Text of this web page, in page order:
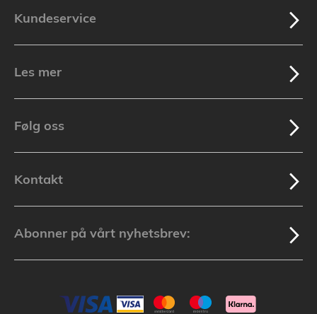
Kundeservice
Les mer
Følg oss
Kontakt
Abonner på vårt nyhetsbrev: